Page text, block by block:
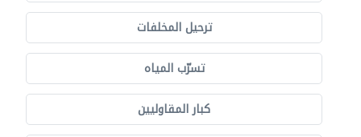
ترحيل المخلفات
تسرّب المياه
كبار المقاوليين